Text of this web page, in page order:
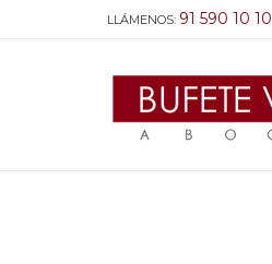
LLÁMENOS: 91 590 10 10